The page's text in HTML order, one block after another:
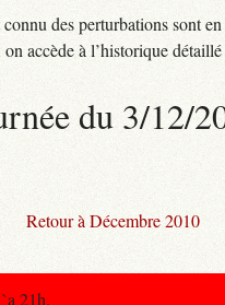
des perturbations sont
accède à l’historique
du 3/12/
Retour à Décembre 2010
21h.